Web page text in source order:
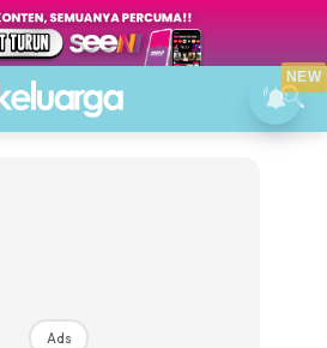
Ads
NEW